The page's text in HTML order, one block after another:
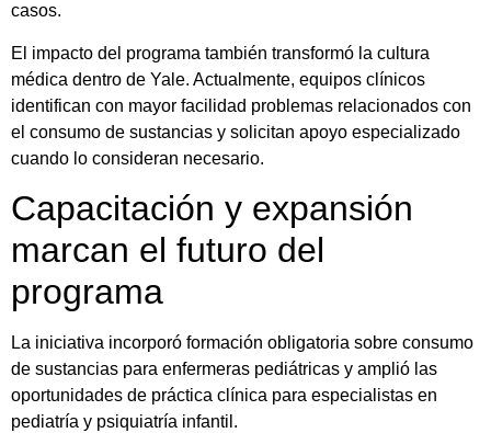
casos.
El impacto del programa también transformó la cultura
médica dentro de Yale. Actualmente, equipos clínicos
identifican con mayor facilidad problemas relacionados con
el consumo de sustancias y solicitan apoyo especializado
cuando lo consideran necesario.
Capacitación y expansión
marcan el futuro del
programa
La iniciativa incorporó formación obligatoria sobre consumo
de sustancias para enfermeras pediátricas y amplió las
oportunidades de práctica clínica para especialistas en
pediatría y psiquiatría infantil.